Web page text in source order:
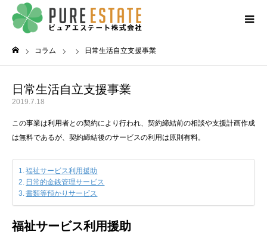
コラム 日常生活自立支援事業
日常生活自立支援事業
2019.7.18
この事業は利用者との契約により行われ、契約締結前の相談や支援計画作成
は無料であるが、契約締結後のサービスの利用は原則有料。
福祉サービス利用援助
日常的金銭管理サービス
書類等預かりサービス
福祉サービス利用援助